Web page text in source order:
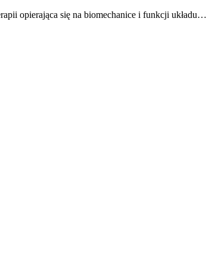
opierająca się na biomechanice i funkcji układu…